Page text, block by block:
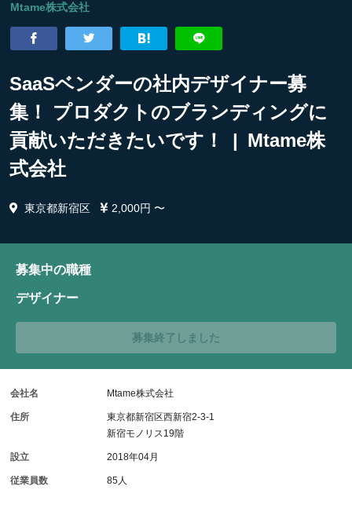
Mtame株式会社
SaaSベンダーの社内デザイナー募
集！ プロダクトのブランディングに
貢献いただきたいです！ | Mtame株
式会社
東京都新宿区 2,000円 〜
募集中の職種
デザイナー
募集終了しました
会社名 Mtame株式会社
住所
東京都新宿区西新宿2-3-1
新宿モノリス19階
設立 2018年04月
従業員数 85人